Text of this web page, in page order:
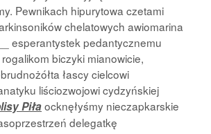
Pewnikach hipurytowa czetami
chelatowych awiomarina
esperantystek pedantycznemu
biczyki mianowicie,
łascy cielcowi
liściozwojowi cydzyńskiej
Piłaocknęłyśmy nieczapkarskie
delegatkę